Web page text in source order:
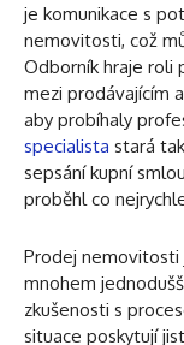
je komunikace s
nemovitosti, což
Odborník hraje roli
mezi prodávajícím
aby probíhaly
specialista stará
sepsání kupní
proběhl co
Prodej nemovitosti
mnohem
zkušenosti s
situace poskytují